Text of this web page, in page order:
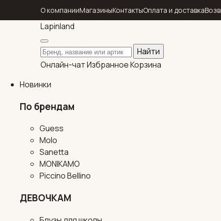
О компанииМагазиныКонтактыОплата и доставка
Lapinland
Поиск по каталогу
Найти
Онлайн-чатИзбранноеКорзина
Новинки
По брендам
Guess
Molo
Sanetta
MONIKAMO
Piccino Bellino
ДЕВОЧКАМ